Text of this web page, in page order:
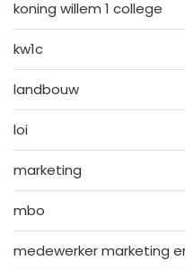
koning willem 1 college
kw1c
landbouw
loi
marketing
mbo
medewerker marketing